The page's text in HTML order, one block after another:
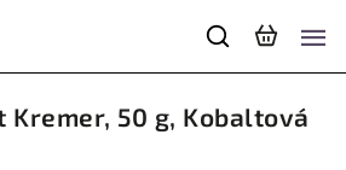
Kremer, 50 g, Kobaltová